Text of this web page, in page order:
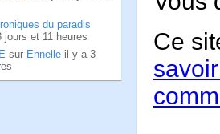
du paradis
jours et 11 heures
sur Ennelle il y a 3
Ce